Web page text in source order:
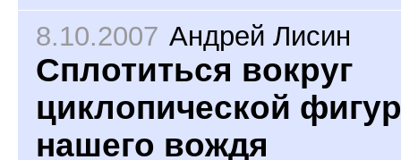
8.10.2007 Андрей Лисин
Cплотиться вокруг
циклопической
нашего вождя